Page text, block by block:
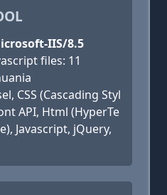
IIS/8.5
files: 11
CSS (Cascading Styl
API, Html (HyperTe
Javascript, jQuery,